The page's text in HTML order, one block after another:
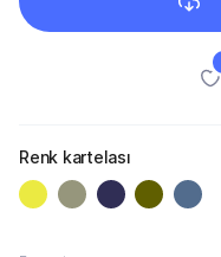
Renk kartelası